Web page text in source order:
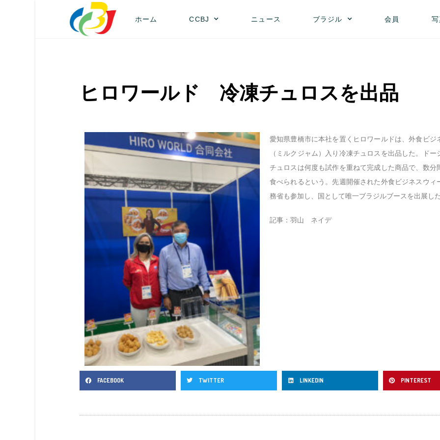
ホーム CCBJ ニュース ブラジル 会員
ヒロワールド 冷凍チュロスを出品
愛知県豊橋市に本社を置くヒロワールドは、外食ビ
（ミルクジャム）入り冷凍チュロスを出品した。ド
チュロスは何度も試作を重ねて完成した商品で、数
食べられるという。先週開催された外食ビジネスウ
務省も参加し、国として唯一ブラジルブースを出展した
記事：羽山 ネイデ
FACEBOOK TWITTER LINKEDIN PINTEREST